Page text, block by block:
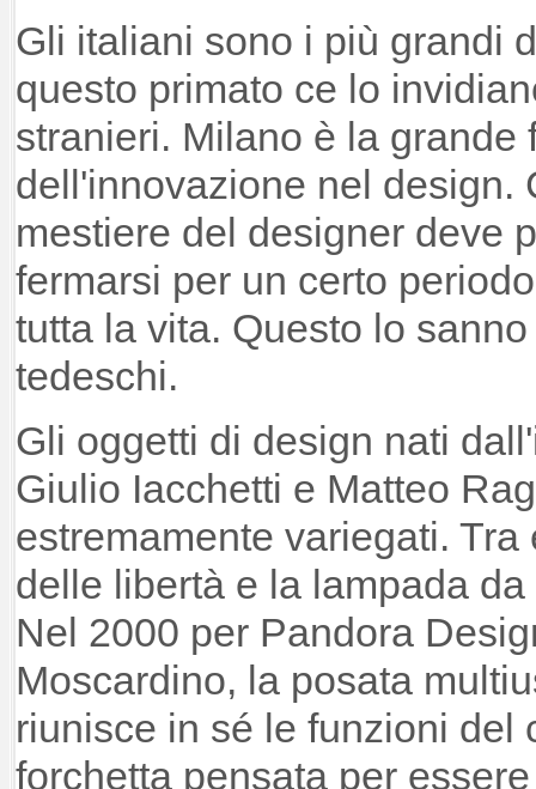
Gli italiani sono i più grandi
questo primato ce lo
stranieri. Milano è la grande
dell'innovazione nel design.
mestiere del designer deve
fermarsi per un certo
tutta la vita. Questo lo
tedeschi.
Gli oggetti di design nati
Giulio Iacchetti e Matteo
estremamente variegati.
delle libertà e la lampada
Nel 2000 per Pandora
Moscardino, la posata
riunisce in sé le funzioni del
forchetta pensata per